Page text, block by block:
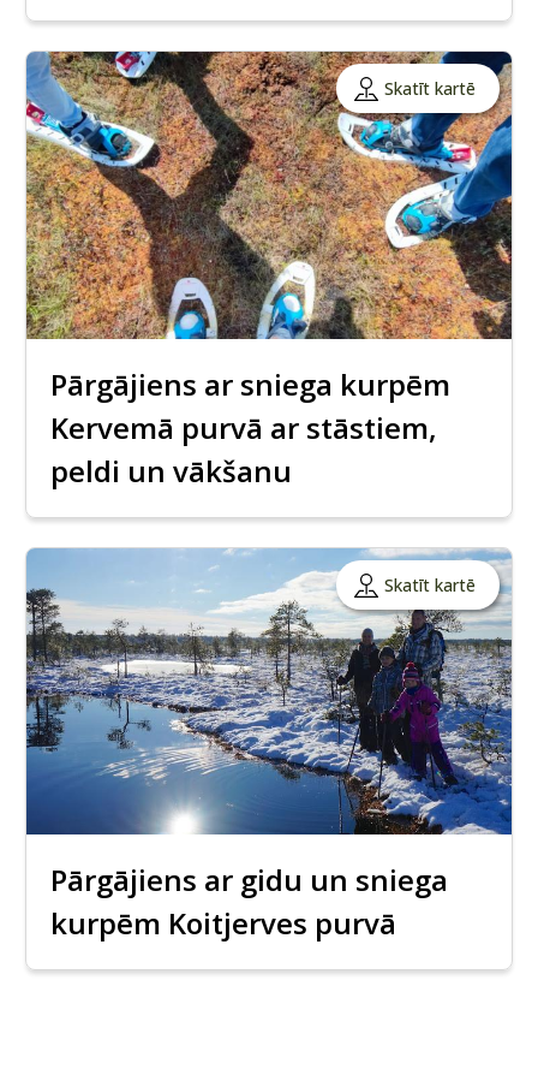
Skatīt kartē
Pārgājiens ar sniega kurpēm
Kervemā purvā ar stāstiem,
peldi un vākšanu
Skatīt kartē
Pārgājiens ar gidu un sniega
kurpēm Koitjerves purvā